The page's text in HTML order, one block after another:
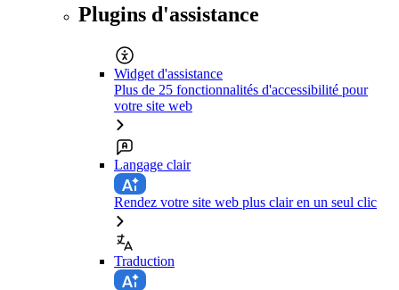
Plugins d'assistance
Widget d'assistance
Plus de 25 fonctionnalités d'accessibilité pour
votre site web
Langage clair
Rendez votre site web plus clair en un seul clic
Traduction